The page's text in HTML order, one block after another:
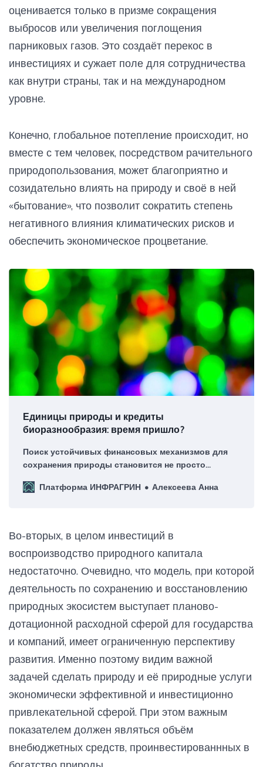
оценивается только в призме сокращения
выбросов или увеличения поглощения
парниковых газов. Это создаёт перекос в
инвестициях и сужает поле для сотрудничества
как внутри страны, так и на международном
уровне.
Конечно, глобальное потепление происходит, но
вместе с тем человек, посредством рачительного
природопользования, может благоприятно и
созидательно влиять на природу и своё в ней
«бытование», что позволит сократить степень
негативного влияния климатических рисков и
обеспечить экономическое процветание.
Единицы природы и кредиты
биоразнообразия: время пришло?
Поиск устойчивых финансовых механизмов для
сохранения природы становится не просто
Платформа ИНФРАГРИН
Алексеева Анна
Во-вторых, в целом инвестиций в
воспроизводство природного капитала
недостаточно. Очевидно, что модель, при которой
деятельность по сохранению и восстановлению
природных экосистем выступает планово-
дотационной расходной сферой для государства
и компаний, имеет ограниченную перспективу
развития. Именно поэтому видим важной
задачей сделать природу и её природные услуги
экономически эффективной и инвестиционно
привлекательной сферой. При этом важным
показателем должен являться объём
внебюджетных средств, проинвестированнных в